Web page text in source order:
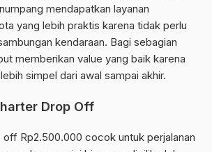
mendapatkan layanan
yang lebih praktis karena tidak perlu
kendaraan. Bagi sebagian
memberikan value yang baik karena
simpel dari awal sampai akhir.
Drop Off
Rp2.500.000 cocok untuk perjalanan